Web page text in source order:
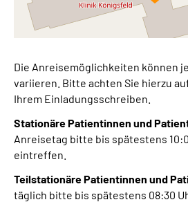
Die Anreisemöglichkeiten können
variieren. Bitte achten Sie hierzu
Ihrem Einladungsschreiben.
Stationäre Patientinnen und
Anreisetag bitte bis spätestens
eintreffen.
Teilstationäre Patientinnen und
täglich bitte bis spätestens 08:30